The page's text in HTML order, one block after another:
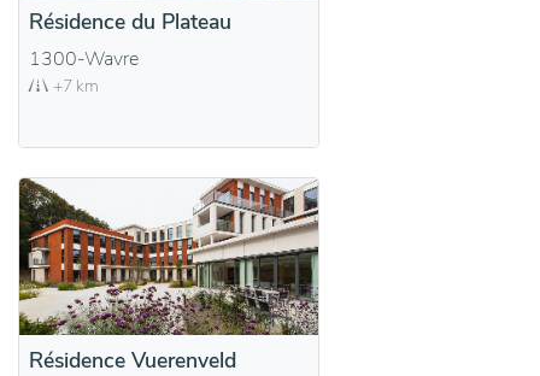
Résidence du Plateau
1300-Wavre
+7 km
Résidence Vuerenveld